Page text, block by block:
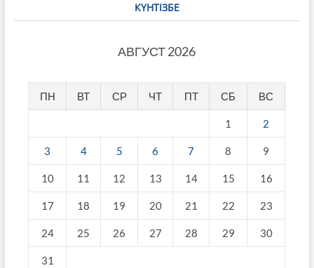
КҮНТІЗБЕ
АВГУСТ 2026
ПН ВТ СР ЧТ ПТ СБ ВС
1 2
3 4 5 6 7 8 9
10 11 12 13 14 15 16
17 18 19 20 21 22 23
24 25 26 27 28 29 30
31